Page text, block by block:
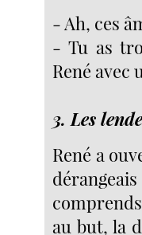
- Ah, ces
- Tu as
René avec
3. Les
René a
au but, la